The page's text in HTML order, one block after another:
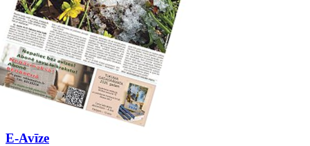
E-Avīze